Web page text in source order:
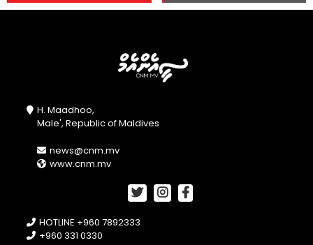
H. Maadhoo,
Male', Republic of Maldives
news@cnm.mv
www.cnm.mv
HOTLINE +960 7892333
+960 331 0330